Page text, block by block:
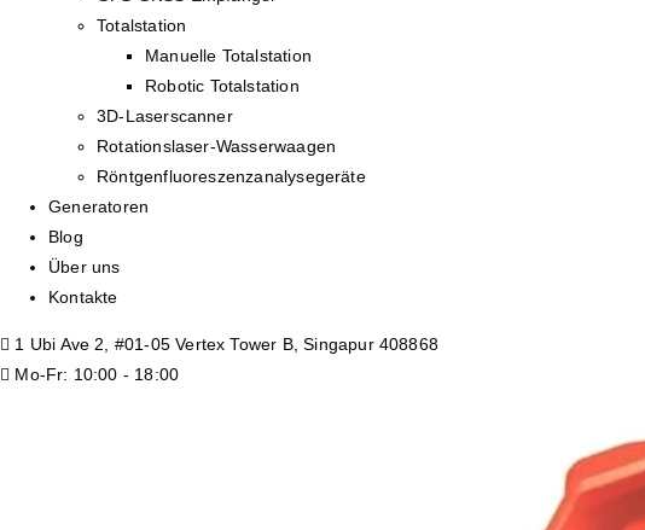
Totalstation
Manuelle Totalstation
Robotic Totalstation
3D-Laserscanner
Rotationslaser-Wasserwaagen
Röntgenfluoreszenzanalysegeräte
Generatoren
Blog
Über uns
Kontakte
1 Ubi Ave 2, #01-05 Vertex Tower B, Singapur 408868
Mo-Fr: 10:00 - 18:00